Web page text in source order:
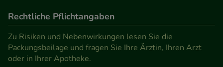
Medien übertragen werden.
Rechtliche Pflichtangaben
Zu Risiken und Nebenwirkungen lesen Sie die
Packungsbeilage und fragen Sie Ihre Ärztin, Ihren Arzt
oder in Ihrer Apotheke.